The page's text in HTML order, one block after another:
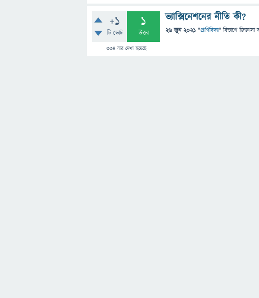
+1
টি ভোট
1
উত্তর
334বার দেখা হয়েছে
ভ্যাক্সিনেশনের নীতি কী?
26 জুন 2021 "প্রাণিবিদ্যা" বিভাগে জিজ্ঞাসা